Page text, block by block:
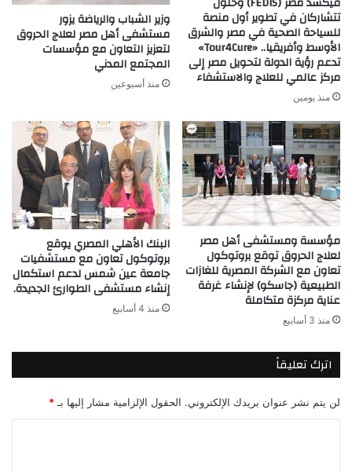
تتشاركان في تطوير أول منصة
للسياحة الصحية في مصر والشرق
الأوسط وأفريقيا.. «Tour4Cure»
تدعم رؤية الدولة لتحويل مصر إلى
مركز عالمي للعلاج والاستشفاء
منذ يومين
وزير الشباب والرياضة يزور
مستشفى أهل مصر لعلاج الحروق
لتعزيز التعاون مع مؤسسات
المجتمع المدني
منذ أسبوعين
مؤسسة ومستشفى أهل مصر
لعلاج الحروق توقع بروتوكول
تعاون مع الشركة المصرية للغازات
الطبيعية (جاسكو) لإنشاء غرفة
عناية مركزة متكاملة
منذ 3 أسابيع
البنك الأهلي المصري يوقع
بروتوكول تعاون مع مستشفيات
جامعة عين شمس لدعم استكمال
إنشاء مستشفى الطوارئ الجديدة.
منذ 4 أسابيع
اترك تعليقاً
لن يتم نشر عنوان بريدك الإلكتروني. الحقول الإلزامية مشار إليها بـ *